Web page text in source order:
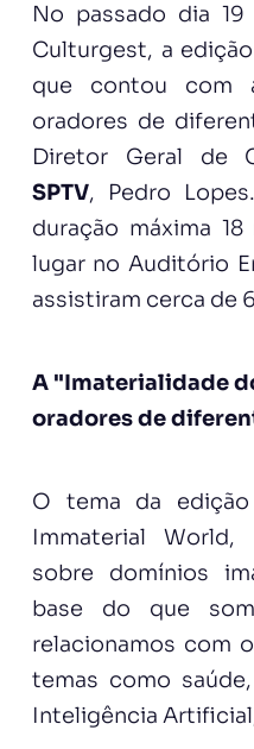
No passado dia
Culturgest, a
que contou com
oradores de
Diretor Geral de
SPTV, Pedro
duração máxima
lugar no Auditório
assistiram cerca de
A "Imaterialidade
oradores de
O tema da
Immaterial
sobre domínios
base do que
relacionamos com
temas como
Inteligência